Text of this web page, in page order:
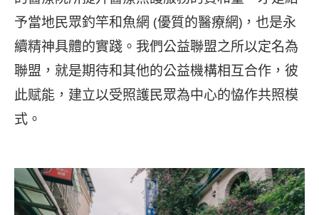
予當地民眾釣竿和魚網 (優質的醫療網)，也是永
續精神具體的實踐。我們公益聯盟之所以定名為
聯盟，就是期待和其他的公益機構相互合作，彼
此赋能，建立以受照護民眾為中心的恊作共照模
式。